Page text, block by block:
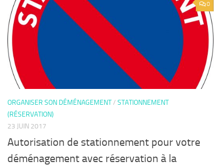
0
ORGANISER SON DÉMÉNAGEMENT/ STATIONNEMENT
(RÉSERVATION)
23 JUIN 2017
Autorisation de stationnement pour votre
déménagement avec réservation à la